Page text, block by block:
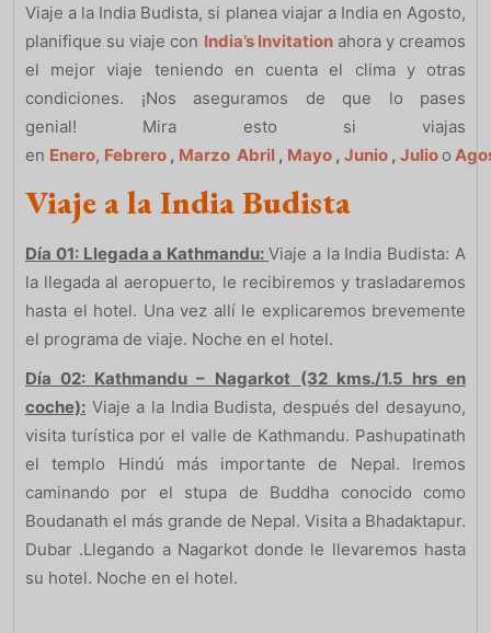
Viaje a la India Budista, si planea viajar a India en Agosto,
planifique su viaje con India’s Invitationahora y creamos
el mejor viaje teniendo en cuenta el clima y otras
condiciones. ¡Nos aseguramos de que lo pases
genial! Mira esto si viajas
en Enero, Febrero , Marzo Abril , Mayo , Junio , Julio o
Viaje a la India Budista
Día 01: Llegada a Kathmandu: Viaje a la India Budista: A
la llegada al aeropuerto, le recibiremos y trasladaremos
hasta el hotel. Una vez allí le explicaremos brevemente
el programa de viaje. Noche en el hotel.
Día 02: Kathmandu – Nagarkot (32 kms./1.5 hrs en
coche): Viaje a la India Budista, después del desayuno,
visita turística por el valle de Kathmandu. Pashupatinath
el templo Hindú más importante de Nepal. Iremos
caminando por el stupa de Buddha conocido como
Boudanath el más grande de Nepal. Visita a Bhadaktapur.
Dubar .Llegando a Nagarkot donde le llevaremos hasta
su hotel. Noche en el hotel.